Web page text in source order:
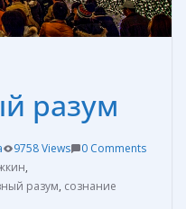
разум
9758 Views
0 Comments
,
разум, сознание